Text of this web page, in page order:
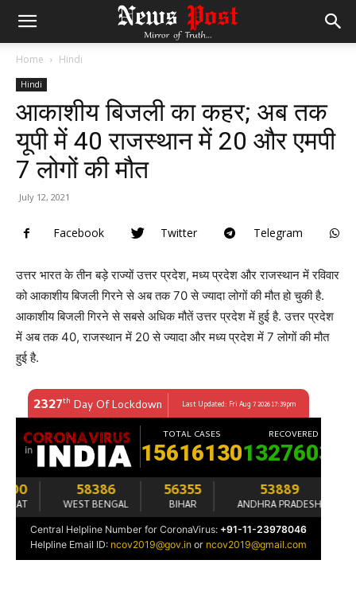
Home Hindi
Hindi
आकाशीय बिजली का कहर; अब तक
यूपी में 40 राजस्थान में 20 और एमपी
7 लोगों की मौत
July 12, 2021
Facebook Twitter Telegram
उत्तर भारत के तीन बड़े राज्यों उत्तर प्रदेश, मध्य प्रदेश और राजस्थान में रविवार
को आकाशीय बिजली गिरने से अब तक 70 से ज्यादा लोगों की मौत हो चुकी है.
आकाशीय बिजली गिरने से सबसे अधिक मौतें उत्तर प्रदेश में हुई है. उत्तर प्रदेश
में अब तक 40, राजस्थान में 20 से ज्यादा और मध्य प्रदेश में 7 लोगों की मौत
हुई है.